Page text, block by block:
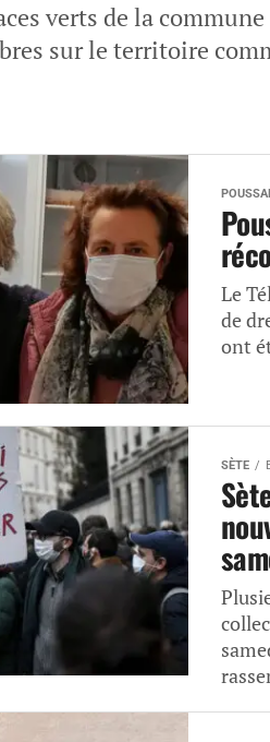
verts de la
sur le territoire
Le
de
ont
SÈTE